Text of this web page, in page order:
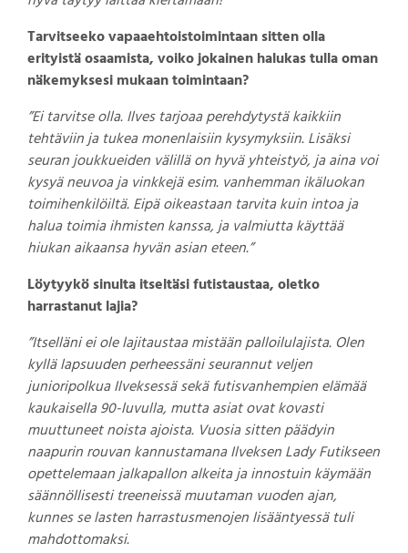
Tarvitseeko vapaaehtoistoimintaan sitten olla
erityistä osaamista, voiko jokainen halukas tulla oman
näkemyksesi mukaan toimintaan?
”Ei tarvitse olla. Ilves tarjoaa perehdytystä kaikkiin
tehtäviin ja tukea monenlaisiin kysymyksiin. Lisäksi
seuran joukkueiden välillä on hyvä yhteistyö, ja aina voi
kysyä neuvoa ja vinkkejä esim. vanhemman ikäluokan
toimihenkilöiltä. Eipä oikeastaan tarvita kuin intoa ja
halua toimia ihmisten kanssa, ja valmiutta käyttää
hiukan aikaansa hyvän asian eteen.”
Löytyykö sinulta itseltäsi futistaustaa, oletko
harrastanut lajia?
”Itselläni ei ole lajitaustaa mistään palloilulajista. Olen
kyllä lapsuuden perheessäni seurannut veljen
junioripolkua Ilveksessä sekä futisvanhempien elämää
kaukaisella 90-luvulla, mutta asiat ovat kovasti
muuttuneet noista ajoista. Vuosia sitten päädyin
naapurin rouvan kannustamana Ilveksen Lady Futikseen
opettelemaan jalkapallon alkeita ja innostuin käymään
säännöllisesti treeneissä muutaman vuoden ajan,
kunnes se lasten harrastusmenojen lisääntyessä tuli
mahdottomaksi.